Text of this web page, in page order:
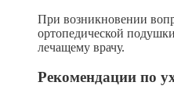
При возникновении
ортопедической
лечащему врачу.
Рекомендации по